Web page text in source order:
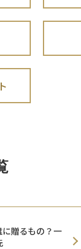
に贈るもの？一